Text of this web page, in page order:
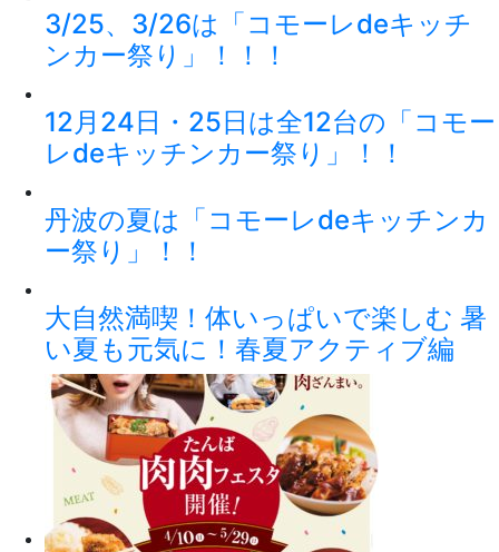
3/25、3/26は「コモーレdeキッチ
ンカー祭り」！！！
12月24日・25日は全12台の「コモー
レdeキッチンカー祭り」！！
丹波の夏は「コモーレdeキッチンカ
ー祭り」！！
大自然満喫！体いっぱいで楽しむ 暑
い夏も元気に！春夏アクティブ編